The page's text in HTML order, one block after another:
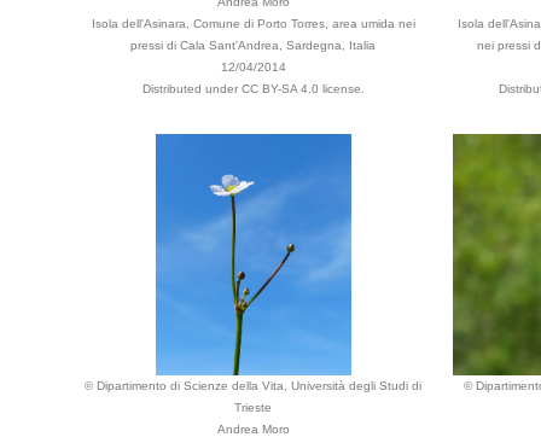
Isola dell'Asinara, Comune di Porto Torres, area umida nei
pressi di Cala Sant'Andrea, Sardegna, Italia
12/04/2014
Distributed under CC BY-SA 4.0 license.
Isola
nei pressi
© Dipartimento di Scienze della Vita, Università degli Studi di
Trieste
Andrea Moro
©